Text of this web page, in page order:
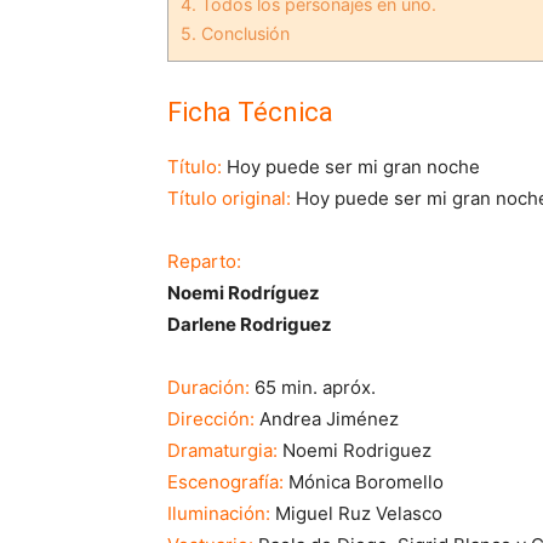
4. Todos los personajes en uno.
5. Conclusión
Ficha Técnica
Título: Hoy puede ser mi gran noche
Título original: Hoy puede ser mi gran
Reparto:
Noemi Rodríguez
Darlene Rodriguez
Duración: 65 min. apróx.
Dirección: Andrea Jiménez
Dramaturgia: Noemi Rodriguez
Escenografía: Mónica Boromello
Iluminación: Miguel Ruz Velasco